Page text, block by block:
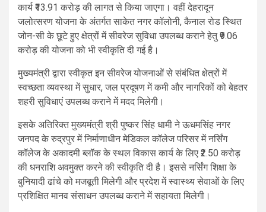
कार्य ₹13.91 करोड़ की लागत से किया जाएगा। वहीं देहरादून
जलोत्सरण योजना के अंतर्गत साकेत नगर कॉलोनी, कैनाल रोड स्थित
जोन-सी के छूटे हुए क्षेत्रों में सीवरेज सुविधा उपलब्ध कराने हेतु ₹9.06
करोड़ की योजना को भी स्वीकृति दी गई है।
मुख्यमंत्री द्वारा स्वीकृत इन सीवरेज योजनाओं से संबंधित क्षेत्रों में
स्वच्छता व्यवस्था में सुधार, जल प्रदूषण में कमी और नागरिकों को बेहतर
शहरी सुविधाएं उपलब्ध कराने में मदद मिलेगी।
इसके अतिरिक्त मुख्यमंत्री श्री पुष्कर सिंह धामी ने ऊधमसिंह नगर
जनपद के रुद्रपुर में निर्माणाधीन मेडिकल कॉलेज परिसर में नर्सिंग
कॉलेज के अकादमी ब्लॉक के स्थल विकास कार्य के लिए ₹2.50 करोड़
की धनराशि अवमुक्त करने की स्वीकृति दी है। इससे नर्सिंग शिक्षा के
बुनियादी ढांचे को मजबूती मिलेगी और प्रदेश में स्वास्थ्य सेवाओं के लिए
प्रशिक्षित मानव संसाधन उपलब्ध कराने में सहायता मिलेगी।